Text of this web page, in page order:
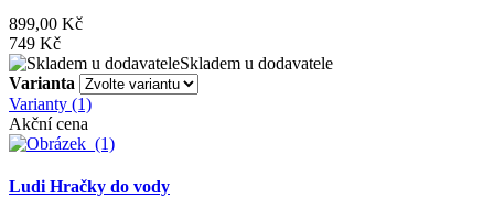
899,00 Kč
749 Kč
Skladem u dodavatele
Varianta
Varianty (1)
Akční cena
Ludi Hračky do vody